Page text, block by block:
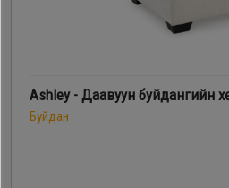
Ashley - Даавуун буйдангийн
Буйдан